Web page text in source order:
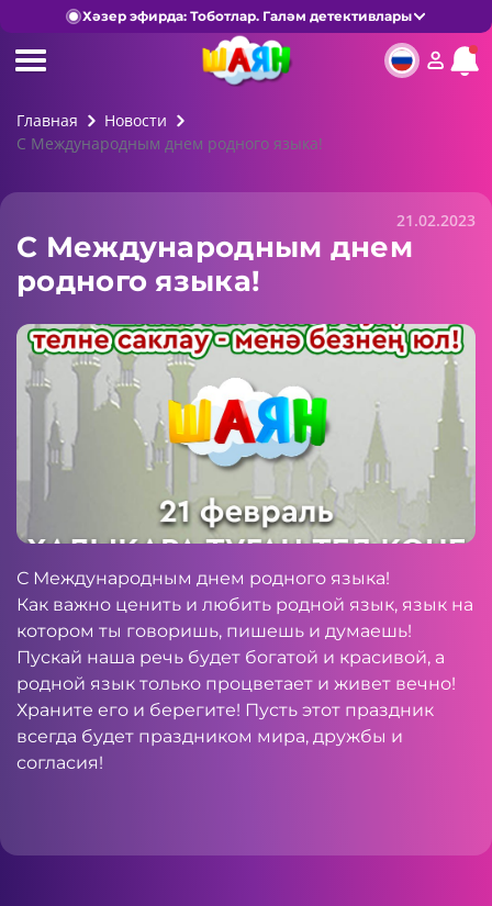
Хәзер эфирда: Тоботлар. Галәм детективлары
Главная
Новости
С Международным днем родного языка!
21.02.2023
С Международным днем
родного языка!
С Международным днем родного языка!
Как важно ценить и любить родной язык, язык на
котором ты говоришь, пишешь и думаешь!
Пускай наша речь будет богатой и красивой, а
родной язык только процветает и живет вечно!
Храните его и берегите! Пусть этот праздник
всегда будет праздником мира, дружбы и
согласия!